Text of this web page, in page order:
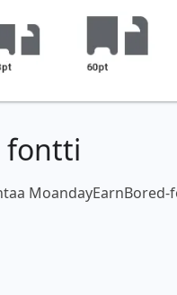
fontti